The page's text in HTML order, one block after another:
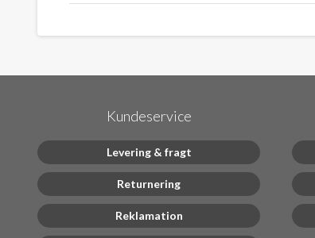
Kundeservice
Levering & fragt
Returnering
Reklamation